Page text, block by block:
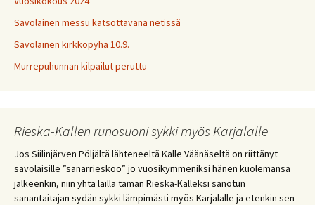
Savolainen messu katsottavana netissä
Savolainen kirkkopyhä 10.9.
Murrepuhunnan kilpailut peruttu
Rieska-Kallen runosuoni sykki myös Karjalalle
Jos Siilinjärven Pöljältä lähteneeltä Kalle Väänäseltä on riittänyt
savolaisille ”sanarrieskoo” jo vuosikymmeniksi hänen kuolemansa
jälkeenkin, niin yhtä lailla tämän Rieska-Kalleksi sanotun
sanantaitajan sydän sykki lämpimästi myös Karjalalle ja etenkin sen